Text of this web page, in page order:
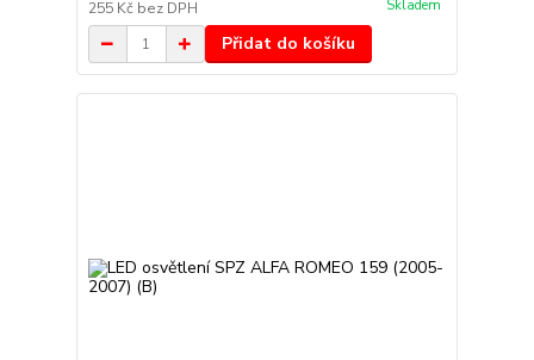
255 Kč bez DPH Skladem
Přidat do košíku